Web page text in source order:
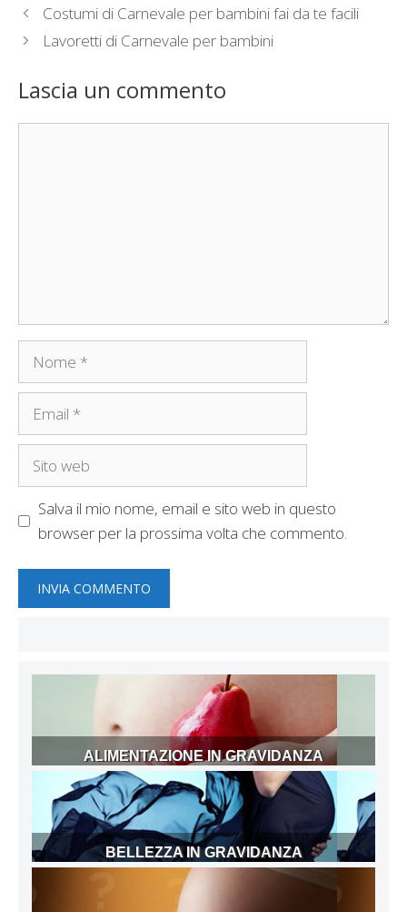
Costumi di Carnevale per bambini fai da te facili
Lavoretti di Carnevale per bambini
Lascia un commento
Nome
Email
Sito
Salva il mio nome, email e sito web in questo
browser per la prossima volta che commento.
ALIMENTAZIONE IN GRAVIDANZA
BELLEZZA IN GRAVIDANZA